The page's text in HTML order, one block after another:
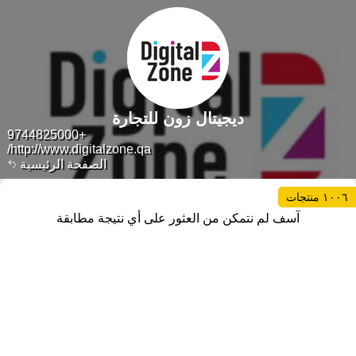
الصفحة الرئيسية
+9744825000
http://www.digitalzone.qa/
ديجيتال زون للتجارة
١٠٠٦ منتجات
آسف لم نتمكن من العثور على أي نتيجة مطابقة